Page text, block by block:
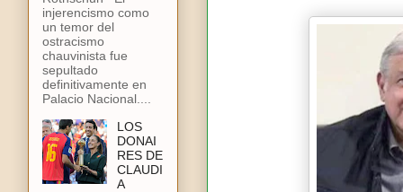
injerencismo como
un temor del
ostracismo
chauvinista fue
sepultado
definitivamente en
Palacio Nacional....
LOS
DONAI
RES DE
CLAUDI
A